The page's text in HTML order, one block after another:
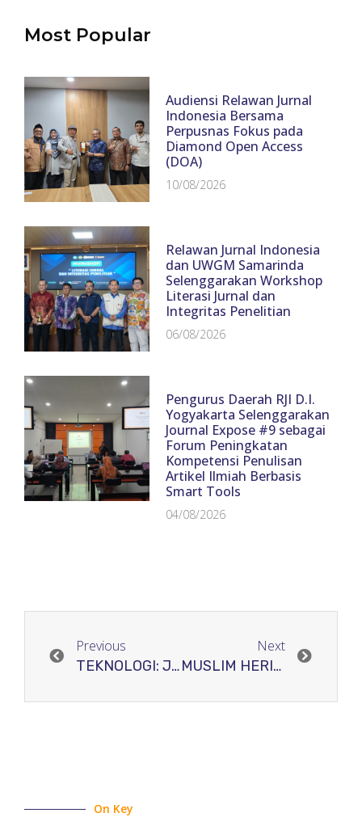
Most Popular
Audiensi Relawan Jurnal
Indonesia Bersama
Perpusnas Fokus pada
Diamond Open Access
(DOA)
10/08/2026
Relawan Jurnal Indonesia
dan UWGM Samarinda
Selenggarakan Workshop
Literasi Jurnal dan
Integritas Penelitian
06/08/2026
Pengurus Daerah RJI D.I.
Yogyakarta Selenggarakan
Journal Expose #9 sebagai
Forum Peningkatan
Kompetensi Penulisan
Artikel Ilmiah Berbasis
Smart Tools
04/08/2026
Previous
TEKNOLOGI: Jurnal Ilmiah Sistem Informasi
Next
MUSLIM HERITAGE: Jurnal Dialog Islam Dengan Realitas
On Key